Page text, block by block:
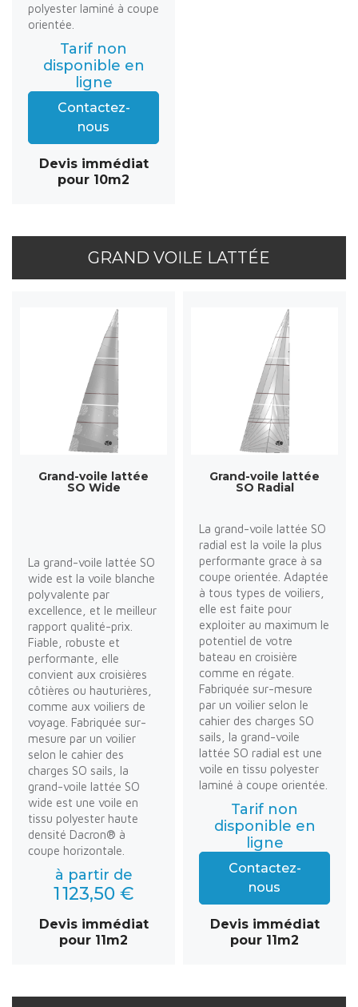
polyester laminé à coupe
orientée.
Tarif non
disponible en
ligne
Contactez-
nous
Devis immédiat
pour 10m2
GRAND VOILE LATTÉE
Grand-voile lattée
SO Wide
La grand-voile lattée SO
wide est la voile blanche
polyvalente par
excellence, et le meilleur
rapport qualité-prix.
Fiable, robuste et
performante, elle
convient aux croisières
côtières ou hauturières,
comme aux voiliers de
voyage. Fabriquée sur-
mesure par un voilier
selon le cahier des
charges SO sails, la
grand-voile lattée SO
wide est une voile en
tissu polyester haute
densité Dacron® à
coupe horizontale.
à partir de
1 123,50 €
Devis immédiat
pour 11m2
Grand-voile lattée
SO Radial
La grand-voile lattée SO
radial est la voile la plus
performante grace à sa
coupe orientée. Adaptée
à tous types de voiliers,
elle est faite pour
exploiter au maximum le
potentiel de votre
bateau en croisière
comme en régate.
Fabriquée sur-mesure
par un voilier selon le
cahier des charges SO
sails, la grand-voile
lattée SO radial est une
voile en tissu polyester
laminé à coupe orientée.
Tarif non
disponible en
ligne
Contactez-
nous
Devis immédiat
pour 11m2